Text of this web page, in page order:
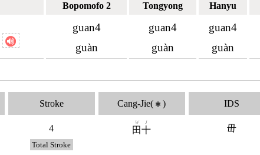
Bopomofo 2 Tongyong Hanyu
guan4
guàn
guan4
guàn
guan4
guàn
Stroke
4
Total Stroke
Cang-Jie( ✱ )
田
W
十
J
IDS
毌